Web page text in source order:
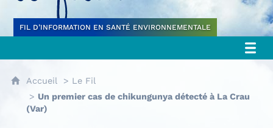
FIL D’INFORMATION EN SANTÉ ENVIRONNEMENTALE
Accueil
Le Fil
Un premier cas de chikungunya détecté à La Crau
(Var)